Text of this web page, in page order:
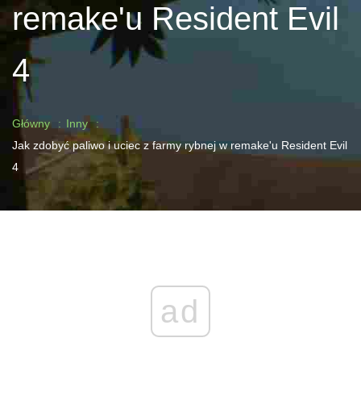
remake'u Resident Evil
4
Główny
Inny
Jak zdobyć paliwo i uciec z farmy rybnej w remake'u Resident Evil
4
ad